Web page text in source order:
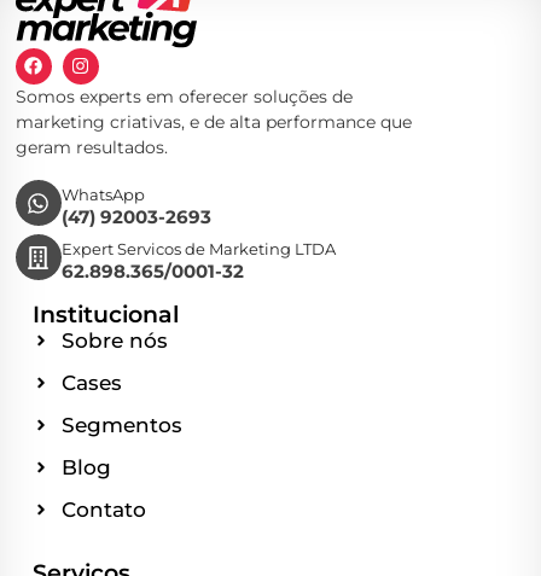
Somos experts em oferecer soluções de
marketing criativas, e de alta performance que
geram resultados.
WhatsApp
(47) 92003-2693
Expert Servicos de Marketing LTDA
62.898.365/0001-32
Institucional
Sobre nós
Cases
Segmentos
Blog
Contato